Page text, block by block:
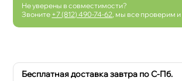
Не уверены в совместимости?
Звоните +7 (812) 490-74-62 , мы все проверим
Бесплатная доставка завтра по С-Пб.